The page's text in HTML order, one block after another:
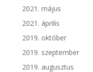
2021. május
2021. április
2019. október
2019. szeptember
2019. augusztus